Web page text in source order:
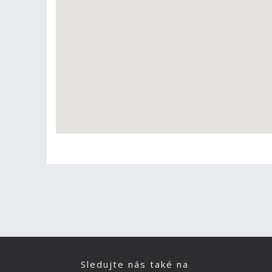
Sledujte nás také na